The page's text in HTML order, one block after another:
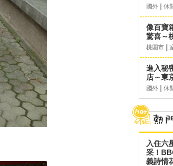
國外 休
像百寶
驚喜～
桃園市
進入秘
店～東
國外 休
入住六
采！
義詩情